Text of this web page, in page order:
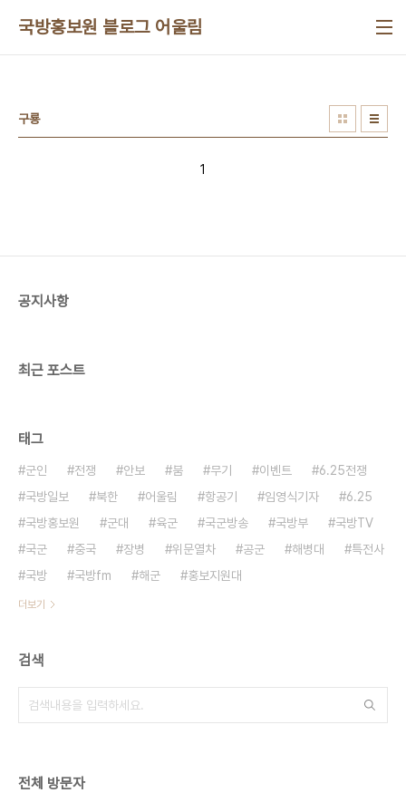
국방홍보원 블로그 어울림
구룡
1
공지사항
최근 포스트
태그
군인 전쟁 안보 붐 무기 이벤트
6.25전쟁
국방일보
북한 어울림 항공기 임영식기자
6.25
국방홍보원
군대 육군 국군방송 국방부
국방TV
국군
중국 장병 위문열차 공군 해병대
특전사
국방
국방fm 해군 홍보지원대
더보기
검색
전체 방문자